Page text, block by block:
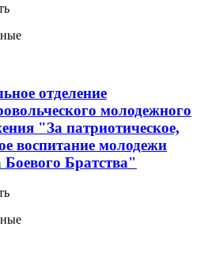
отделение
молодежного
"За патриотическое,
воспитание молодежи
Братства"